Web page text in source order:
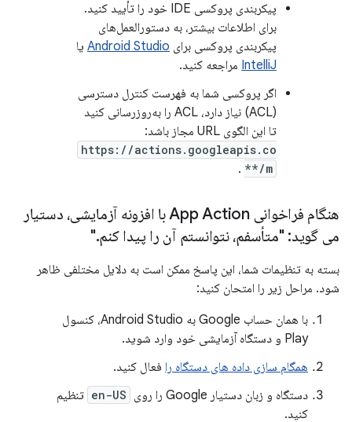
پیکربندی پروکسی IDE خود را تأیید کنید.
برای اطلاعات بیشتر، به دستورالعمل‌های
پیکربندی پروکسی برای Android Studio یا
IntelliJ مراجعه کنید.
اگر پروکسی شما به فهرست کنترل دسترسی
(ACL) نیاز دارد، ACL را به‌روزرسانی کنید
تا این الگوی URL مجاز باشد:
https://actions.googleapis.co
m/**
.
هنگام فراخوانی App Action با افزونه آزمایشی، دستیار
می گوید: "متأسفم، نتوانستم آن را پیدا کنم.
"
بسته به تنظیمات شما، این پاسخ ممکن است به دلایل مختلفی ظاهر
شود. مراحل زیر را امتحان کنید:
با همان حساب Google به Android Studio، کنسول
Play و دستگاه آزمایشی خود وارد شوید.
همگام سازی داده های دستگاه را فعال کنید.
دستگاه و زبان دستیار Google را روی
en-US تنظیم
کنید.